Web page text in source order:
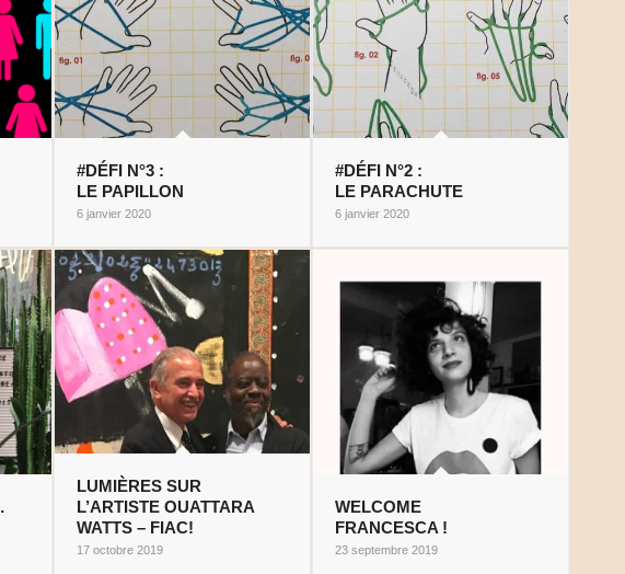
#DÉFI N°3 :
LE PAPILLON
6 janvier 2020
#DÉFI N°2 :
LE PARACHUTE
6 janvier 2020
LUMIÈRES SUR
L’ARTISTE OUATTARA
WATTS – FIAC!
17 octobre 2019
WELCOME
FRANCESCA !
23 septembre 2019